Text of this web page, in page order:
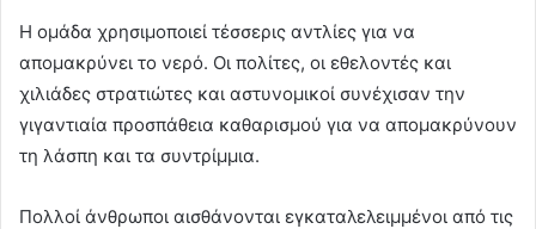
Η ομάδα χρησιμοποιεί τέσσερις αντλίες για να
απομακρύνει το νερό. Οι πολίτες, οι εθελοντές και
χιλιάδες στρατιώτες και αστυνομικοί συνέχισαν την
γιγαντιαία προσπάθεια καθαρισμού για να απομακρύνουν
τη λάσπη και τα συντρίμμια.
Πολλοί άνθρωποι αισθάνονται εγκαταλελειμμένοι από τις